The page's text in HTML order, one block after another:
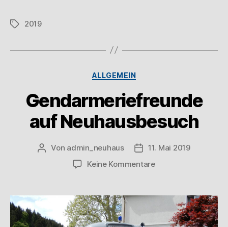
2019
ALLGEMEIN
Gendarmeriefreunde
auf Neuhausbesuch
Von admin_neuhaus
11. Mai 2019
Keine Kommentare